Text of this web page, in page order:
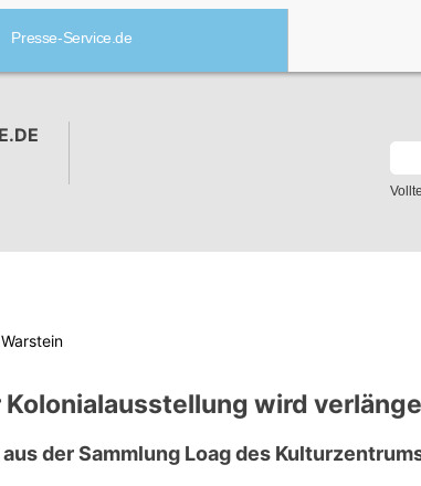
Presse-Service.de
wird
der Sammlung Loag des